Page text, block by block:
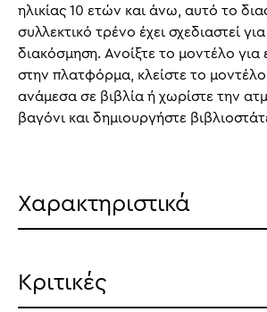
ηλικίας 10 ετών και άνω, αυτό το
συλλεκτικό τρένο έχει σχεδιαστεί
διακόσμηση. Ανοίξτε το μοντέλο για
στην πλατφόρμα, κλείστε το
ανάμεσα σε βιβλία ή χωρίστε την
βαγόνι και δημιουργήστε
Χαρακτηριστικά
Κριτικές